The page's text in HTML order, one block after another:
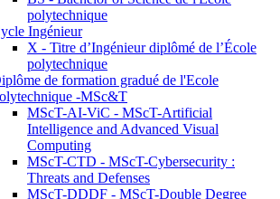
polytechnique
Ingénieur
X - Titre d’Ingénieur diplômé de l’École
polytechnique
de formation gradué de l'Ecole
-MSc&T
MScT-AI-ViC - MScT-Artificial
Intelligence and Advanced Visual
Computing
MScT-CTD - MScT-Cybersecurity :
Threats and Defenses
MScT-DDDF - MScT-Double Degree